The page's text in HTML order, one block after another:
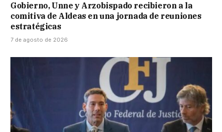
Gobierno, Unne y Arzobispado recibieron a la
comitiva de Aldeas en una jornada de reuniones
estratégicas
7 de agosto de 2026